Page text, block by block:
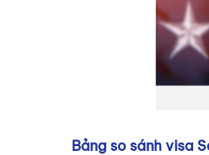
Bảng so sánh visa